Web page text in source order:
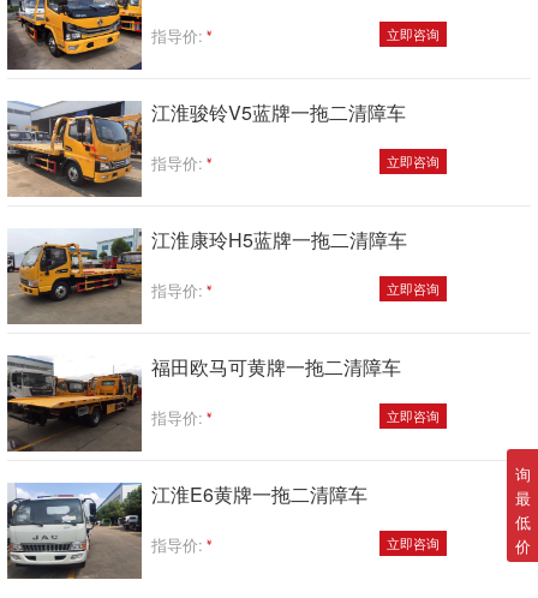
指导价: 立即咨询
江淮骏铃V5蓝牌一拖二清障车
指导价: 立即咨询
江淮康玲H5蓝牌一拖二清障车
指导价: 立即咨询
福田欧马可黄牌一拖二清障车
指导价: 立即咨询
江淮E6黄牌一拖二清障车
指导价: 立即咨询
询
最
低
价